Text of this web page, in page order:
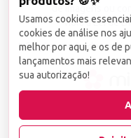
de imagens ou
viola a Lei de
Infrações serão
Usamos cookies
cookies de análise nos
melhor por aqui, e os de
lançamentos mais
sua autorização!